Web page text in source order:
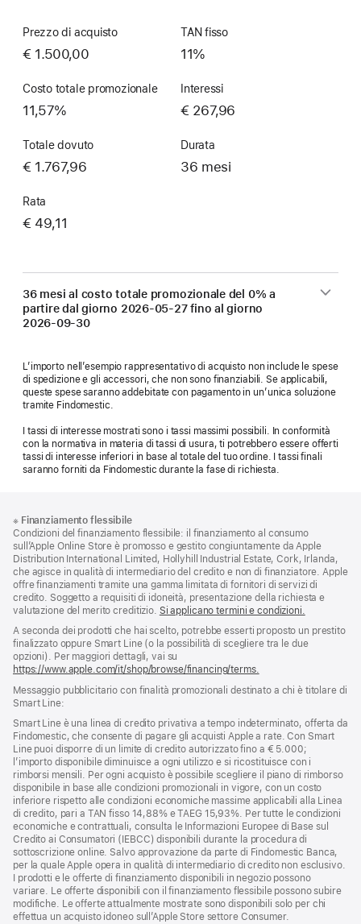
Prezzo di acquisto
€ 1.500,00
TAN fisso
11%
Costo totale promozionale
11,57%
Interessi
€ 267,96
Totale dovuto
€ 1.767,96
Durata
36 mesi
Rata
€ 49,11
36 mesi al costo totale promozionale del 0% a
partire dal giorno 2026-05-27fino al giorno
2026-09-30
L’importo nell’esempio rappresentativo di acquisto non include le spese
di spedizione e gli accessori, che non sono finanziabili. Se applicabili,
queste spese saranno addebitate con pagamento in un’unica soluzione
tramite Findomestic.
I tassi di interesse mostrati sono i tassi massimi possibili. In conformità
con la normativa in materia di tassi di usura, ti potrebbero essere offerti
tassi di interesse inferiori in base al totale del tuo ordine. I tassi finali
saranno forniti da Findomestic durante la fase di richiesta.
di
pagina
a
piè
di
pagina
※ Finanziamento flessibile
Condizioni del finanziamento flessibile: il finanziamento al consumo
sull’Apple Online Store è promosso e gestito congiuntamente da Apple
Distribution International Limited, Hollyhill Industrial Estate, Cork, Irlanda,
che agisce in qualità di intermediario del credito e non di finanziatore. Apple
offre finanziamenti tramite una gamma limitata di fornitori di servizi di
credito. Soggetto a requisiti di idoneità, presentazione della richiesta e
valutazione del merito creditizio. Si applicano termini e condizioni.
A seconda dei prodotti che hai scelto, potrebbe esserti proposto un prestito
finalizzato oppure Smart Line (o la possibilità di scegliere tra le due
opzioni). Per maggiori dettagli, vai su
https://www.apple.com/it/shop/browse/financing/terms.
Messaggio pubblicitario con finalità promozionali destinato a chi è titolare di
Smart Line:
Smart Line è una linea di credito privativa a tempo indeterminato, offerta da
Findomestic, che consente di pagare gli acquisti Apple a rate. Con Smart
Line puoi disporre di un limite di credito autorizzato fino a € 5.000;
l’importo disponibile diminuisce a ogni utilizzo e si ricostituisce con i
rimborsi mensili. Per ogni acquisto è possibile scegliere il piano di rimborso
disponibile in base alle condizioni promozionali in vigore, con un costo
inferiore rispetto alle condizioni economiche massime applicabili alla Linea
di credito, pari a TAN fisso 14,88% e TAEG 15,93%. Per tutte le condizioni
economiche e contrattuali, consulta le Informazioni Europee di Base sul
Credito ai Consumatori (IEBCC) disponibili durante la procedura di
sottoscrizione online. Salvo approvazione da parte di Findomestic Banca,
per la quale Apple opera in qualità di intermediario di credito non esclusivo.
I prodotti e le offerte di finanziamento disponibili in negozio possono
variare. Le offerte disponibili con il finanziamento flessibile possono subire
modifiche. Le offerte attualmente mostrate sono disponibili solo per chi
effettua un acquisto idoneo sull’Apple Store settore Consumer.